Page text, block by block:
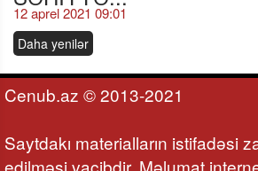
12 aprel 2021 09:01
Daha yenilər
Cenub.az © 2013-2021
Saytdakı materialların istifadəsi